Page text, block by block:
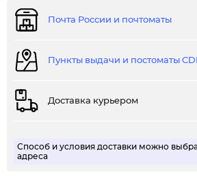
Почта России и почтоматы
Пункты выдачи и постоматы
Доставка курьером
Способ и условия доставки можно
адреса